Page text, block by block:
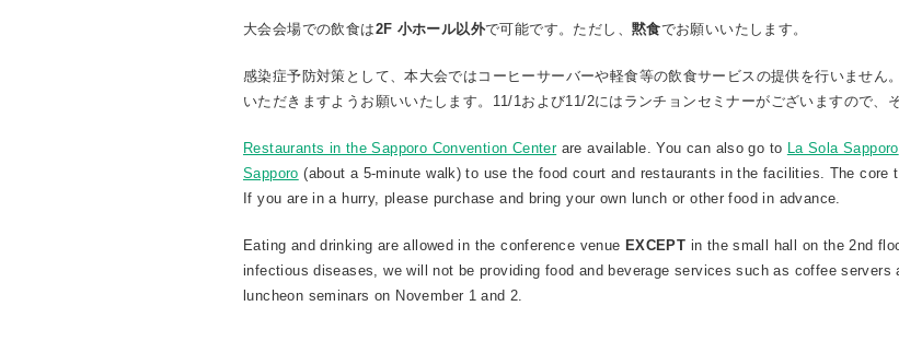
大会会場での飲食は2F 小ホール以外で可能です。ただし、 黙食でお願いいたします。
感染症予防対策として、本大会ではコーヒーサーバーや軽食等の飲食サービスの提供を行いません
いただきますようお願いいたします。11/1および11/2にはランチョンセミナーがございますので、
Restaurants in the Sapporo Convention Centerare available. You can also go to La Sola Sapporo
Sapporo (about a 5-minute walk) to use the food court and restaurants in the facilities. The
If you are in a hurry, please purchase and bring your own lunch or other food in advance.
Eating and drinking are allowed in the conference venue EXCEPT in the small hall on the 2nd
infectious diseases, we will not be providing food and beverage services such as coffee
luncheon seminars on November 1 and 2.